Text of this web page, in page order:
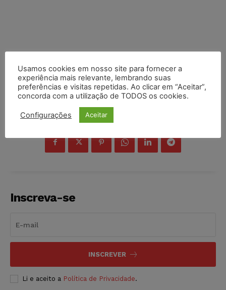
COMPARTILHE
Inscreva-se
INSCREVER
Li e aceito a Política de Privacidade.
Usamos cookies em nosso site para fornecer a
experiência mais relevante, lembrando suas
preferências e visitas repetidas. Ao clicar em “Aceitar”,
concorda com a utilização de TODOS os cookies.
Configurações Aceitar